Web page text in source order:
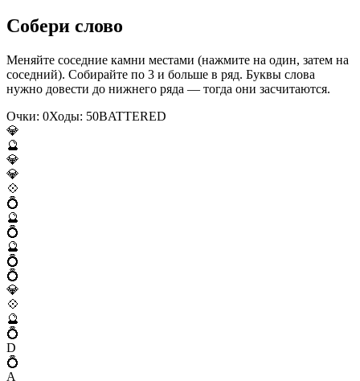
Собери слово
Меняйте соседние камни местами (нажмите на один, затем на
соседний). Собирайте по 3 и больше в ряд. Буквы слова
нужно довести до нижнего ряда — тогда они засчитаются.
Очки: 0Ходы: 50BATTERED
💎
🔮
💎
💎
💠
💍
🔮
💍
🔮
💍
💍
💎
💠
🔮
💍
D
💍
A